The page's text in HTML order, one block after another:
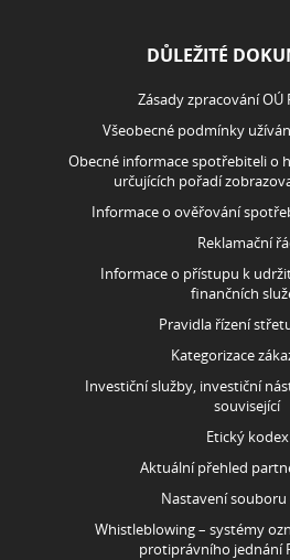
DŮLEŽITÉ
Zásady zpracování OÚ
Všeobecné podmínky
Obecné informace spotřebiteli o
určujících pořadí
Informace o ověřování
Reklamační
Informace o přístupu k
finančních
Pravidla řízení
Kategorizace
Investiční služby, investiční
související
Etický kodex
Aktuální přehled
Nastavení souboru
Whistleblowing – systémy
protiprávního jednání